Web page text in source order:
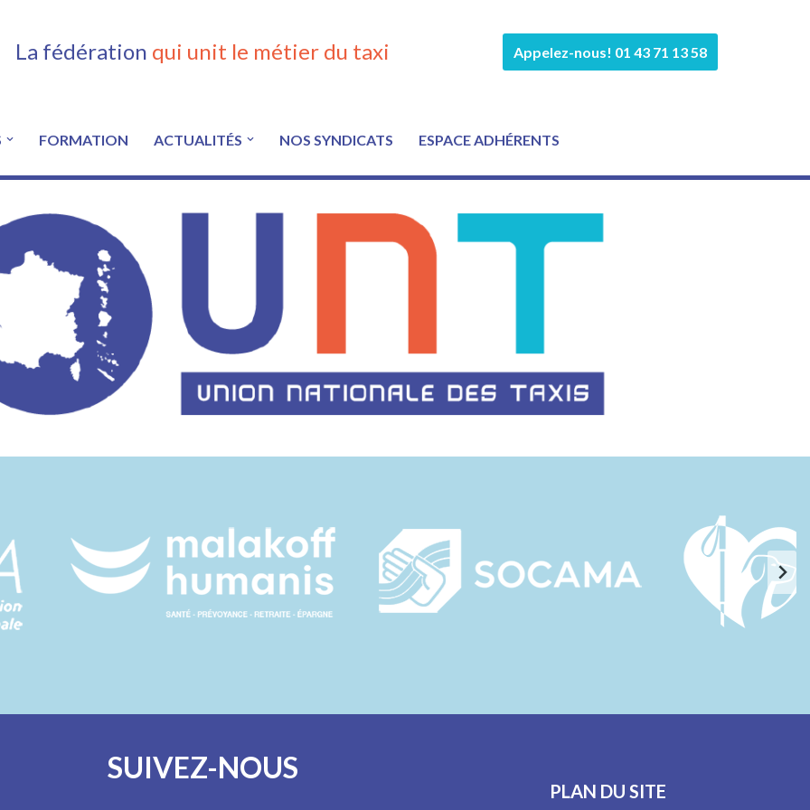
La fédération qui unit le métier du taxi Appelez-nous! 01 43 71 13 58
FORMATION ACTUALITÉS NOS SYNDICATS ESPACE ADHÉRENTS
SUIVEZ-NOUS
PLAN DU SITE